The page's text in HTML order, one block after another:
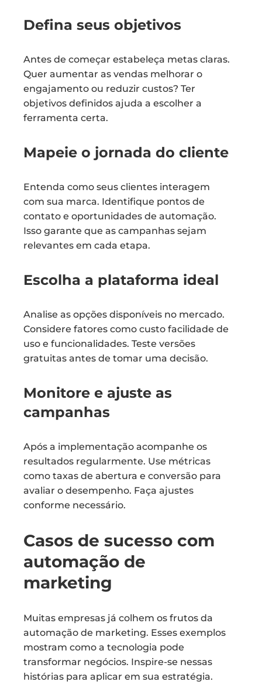
Defina seus objetivos
Antes de começar estabeleça metas claras.
Quer aumentar as vendas melhorar o
engajamento ou reduzir custos? Ter
objetivos definidos ajuda a escolher a
ferramenta certa.
Mapeie o jornada do cliente
Entenda como seus clientes interagem
com sua marca. Identifique pontos de
contato e oportunidades de automação.
Isso garante que as campanhas sejam
relevantes em cada etapa.
Escolha a plataforma ideal
Analise as opções disponíveis no mercado.
Considere fatores como custo facilidade de
uso e funcionalidades. Teste versões
gratuitas antes de tomar uma decisão.
Monitore e ajuste as
campanhas
Após a implementação acompanhe os
resultados regularmente. Use métricas
como taxas de abertura e conversão para
avaliar o desempenho. Faça ajustes
conforme necessário.
Casos de sucesso com
automação de
marketing
Muitas empresas já colhem os frutos da
automação de marketing. Esses exemplos
mostram como a tecnologia pode
transformar negócios. Inspire-se nessas
histórias para aplicar em sua estratégia.